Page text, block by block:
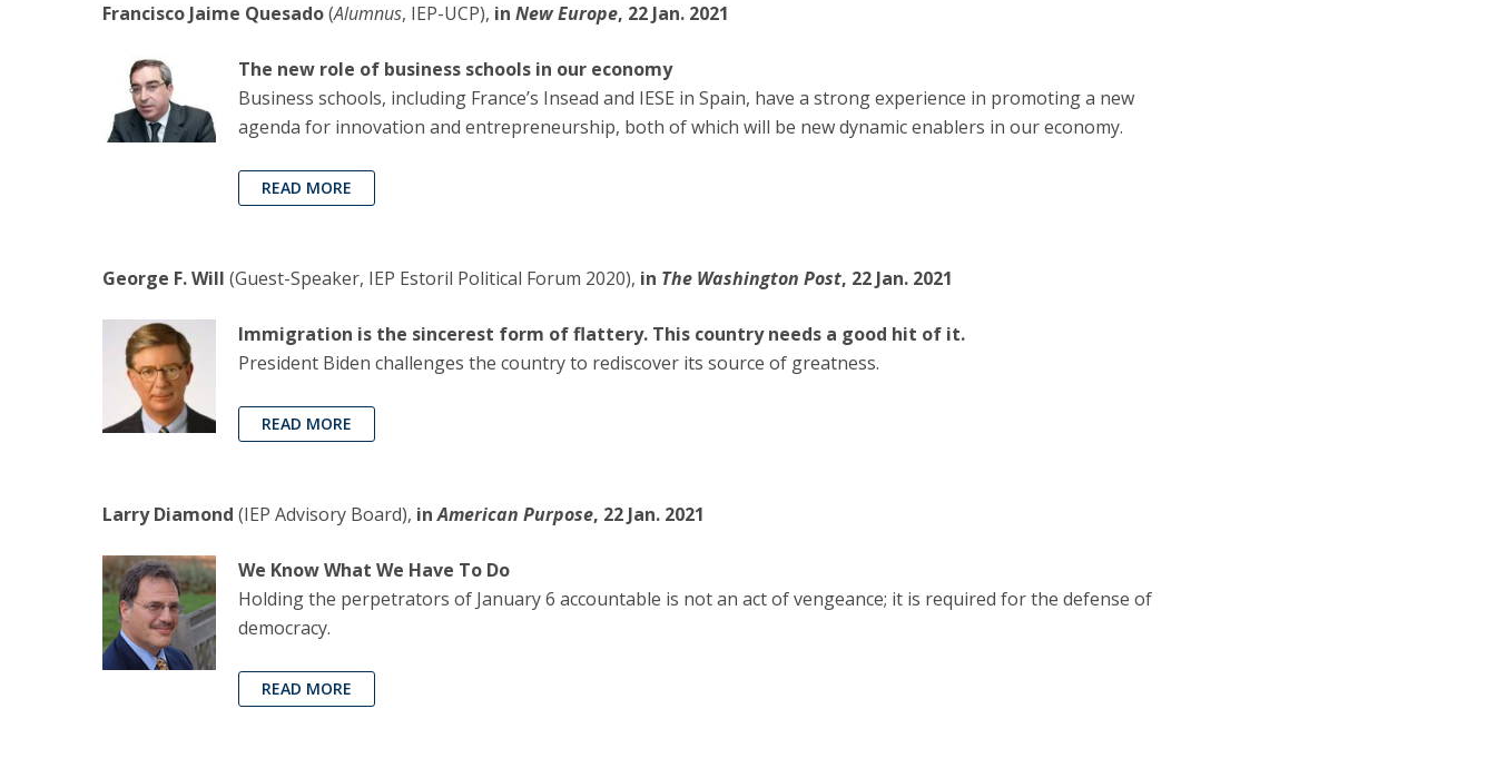
Francisco Jaime Quesado(Alumnus, IEP-UCP), in New Europe, 22 Jan. 2021
The new role of business schools in our economy
Business schools, including France’s Insead and IESE in Spain, have a strong experience in promoting a new
agenda for innovation and entrepreneurship, both of which will be new dynamic enablers in our economy.
READ MORE
George F. Will (Guest-Speaker, IEP Estoril Political Forum 2020), in The Washington Post, 22 Jan. 2021
Immigration is the sincerest form of flattery. This country needs a good hit of it.
President Biden challenges the country to rediscover its source of greatness.
READ MORE
Larry Diamond (IEP Advisory Board), inAmerican Purpose, 22 Jan. 2021
We Know What We Have To Do
Holding the perpetrators of January 6 accountable is not an act of vengeance; it is required for the defense of
democracy.
READ MORE